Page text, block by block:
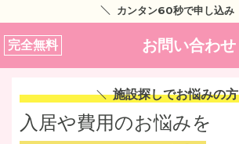
カンタン60秒で申し込み
完全無料 お問い合わせ
施設探しでお悩みの方
入居や費用のお悩みを